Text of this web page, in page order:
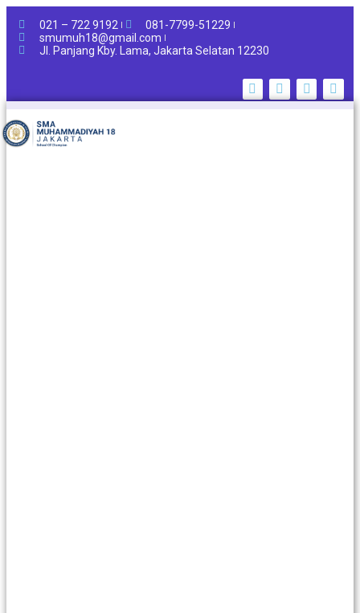
021 – 722 9192
081-7799-51229
smumuh18@gmail.com
Jl. Panjang Kby. Lama, Jakarta Selatan 12230